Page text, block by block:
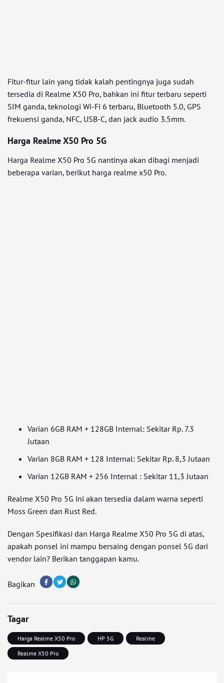
Fitur-fitur lain yang tidak kalah pentingnya juga sudah
tersedia di Realme X50 Pro, bahkan ini fitur terbaru seperti
SIM ganda, teknologi Wi-Fi 6 terbaru, Bluetooth 5.0, GPS
frekuensi ganda, NFC, USB-C, dan jack audio 3.5mm.
Harga Realme X50 Pro 5G
Harga Realme X50 Pro 5G nantinya akan dibagi menjadi
beberapa varian, berikut harga realme x50 Pro.
Varian 6GB RAM + 128GB Internal: Sekitar Rp. 7.3
Jutaan
Varian 8GB RAM + 128 Internal: Sekitar Rp. 8,3 Jutaan
Varian 12GB RAM + 256 Internal : Sekitar 11,3 Jutaan
Realme X50 Pro 5G ini akan tersedia dalam warna seperti
Moss Green dan Rust Red.
Dengan Spesifikasi dan Harga Realme X50 Pro 5G di atas,
apakah ponsel ini mampu bersaing dengan ponsel 5G dari
vendor lain? Berikan tanggapan kamu.
Bagikan
Tagar
Harga Realme X50 Pro HP 5G
Realme
Realme X50 Pro